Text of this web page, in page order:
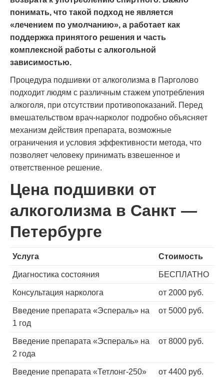
понимать, что такой подход не является
«лечением по умолчанию», а работает как
поддержка принятого решения и часть
комплексной работы с алкогольной
зависимостью.
Процедура подшивки от алкоголизма в Парголово
подходит людям с различным стажем употребления
алкоголя, при отсутствии противопоказаний. Перед
вмешательством врач-нарколог подробно объясняет
механизм действия препарата, возможные
ограничения и условия эффективности метода, что
позволяет человеку принимать взвешенное и
ответственное решение.
Цена подшивки от
алкоголизма в Санкт —
Петербурге
Услуга Стоимость
Диагностика состояния БЕСПЛАТНО
Консультация нарколога от 2000 руб.
Введение препарата «Эспераль» на
1 год
от 5000 руб.
Введение препарата «Эспераль» на
2 года
от 8000 руб.
Введение препарата «Тетлонг-250»
от 4400 руб.